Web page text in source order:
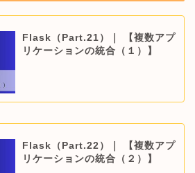
Flask（Part.21）｜ 【複数アプ
リケーションの統合（１）】
Flask（Part.22）｜ 【複数アプ
リケーションの統合（２）】